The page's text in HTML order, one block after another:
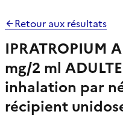
Retour aux résultats
IPRATROPIUM
mg/2 ml
inhalation par
récipient